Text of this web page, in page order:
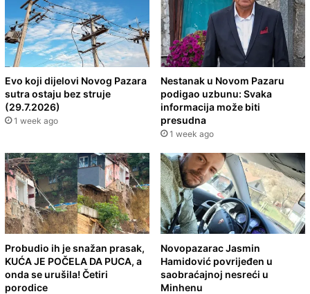
Evo koji dijelovi Novog Pazara
sutra ostaju bez struje
(29.7.2026)
1 week ago
Nestanak u Novom Pazaru
podigao uzbunu: Svaka
informacija može biti
presudna
1 week ago
Probudio ih je snažan prasak,
KUĆA JE POČELA DA PUCA, a
onda se urušila! Četiri
porodice
Novopazarac Jasmin
Hamidović povrijeđen u
saobraćajnoj nesreći u
Minhenu